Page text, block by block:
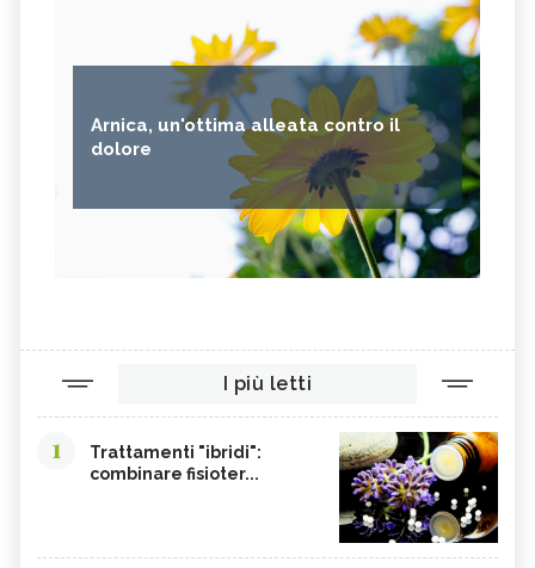
Arnica, un'ottima alleata contro il
dolore
I più letti
1
Trattamenti "ibridi":
combinare fisioter...